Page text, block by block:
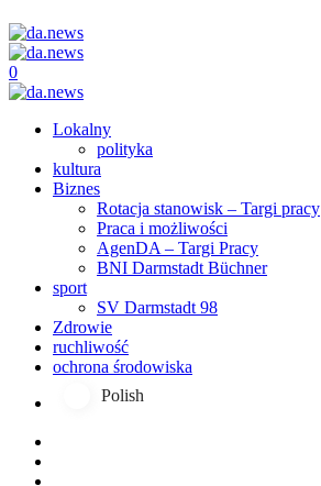
0
Lokalny
polityka
kultura
Biznes
Rotacja stanowisk – Targi pracy
Praca i możliwości
AgenDA – Targi Pracy
BNI Darmstadt Büchner
sport
SV Darmstadt 98
Zdrowie
ruchliwość
ochrona środowiska
Polish